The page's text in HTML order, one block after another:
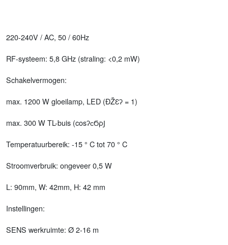
220-240V / AC, 50 / 60Hz
RF-systeem: 5,8 GHz (straling: <0,2 mW)
Schakelvermogen:
max. 1200 W gloeilamp, LED (ĐŽƐʔ = 1)
max. 300 W TL-buis (cosʔсϬ͘ρͿ
Temperatuurbereik: -15 ° C tot 70 ° C
Stroomverbruik: ongeveer 0,5 W
L: 90mm, W: 42mm, H: 42 mm
Instellingen:
SENS werkruimte: Ø 2-16 m